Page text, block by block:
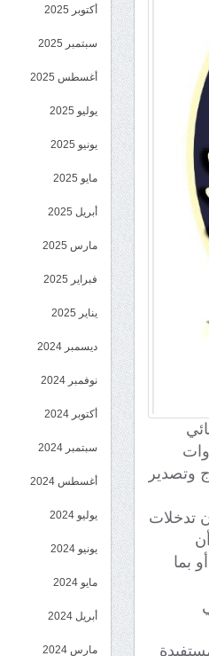
وتصدير
تدخلات
بما
أكتوبر 2025
سبتمبر 2025
أغسطس 2025
يوليو 2025
يونيو 2025
مايو 2025
أبريل 2025
مارس 2025
فبراير 2025
يناير 2025
ديسمبر 2024
نوفمبر 2024
أكتوبر 2024
سبتمبر 2024
أغسطس 2024
يوليو 2024
يونيو 2024
مايو 2024
أبريل 2024
مارس 2024